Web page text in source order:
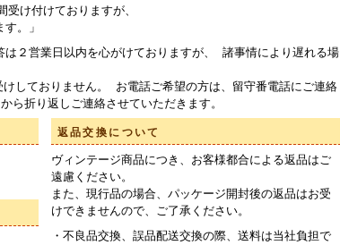
受け付けておりますが、
。」
２営業日以内を心がけておりますが、 諸事情により遅れる場
しておりません。 お電話ご希望の方は、留守番電話にご連絡
ら折り返しご連絡させていただきます。
返品交換について
ヴィンテージ商品につき、お客様都合による返品はご
遠慮ください。
また、現行品の場合、パッケージ開封後の返品はお受
けできませんので、ご了承ください。
・不良品交換、誤品配送交換の際、送料は当社負担で